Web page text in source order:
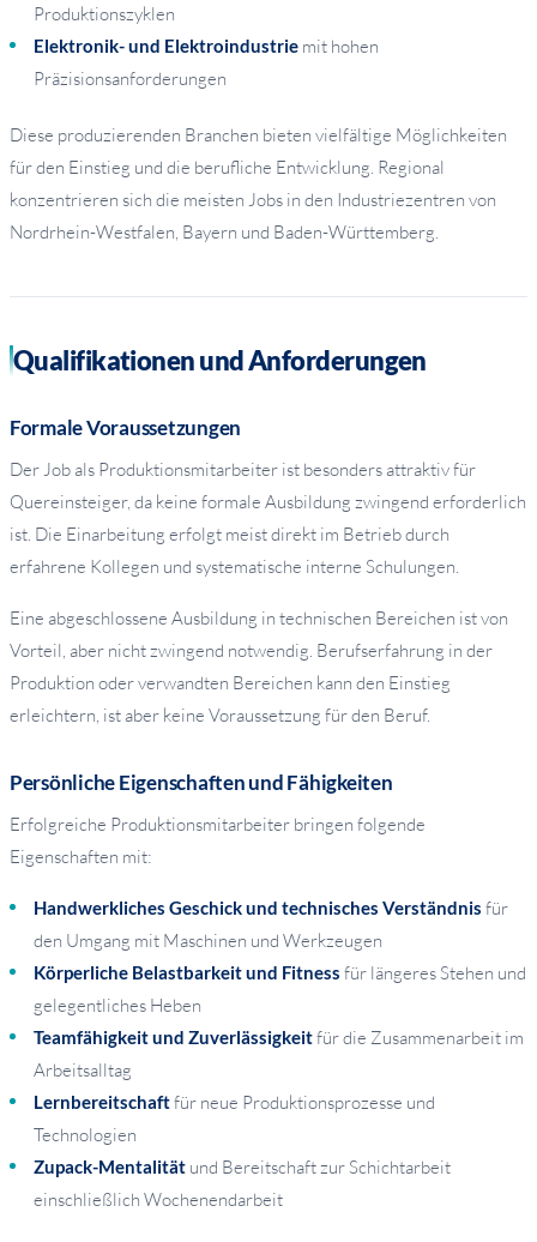
Produktionszyklen
Elektronik- und Elektroindustrie mit hohen
Präzisionsanforderungen
Diese produzierenden Branchen bieten vielfältige Möglichkeiten
für den Einstieg und die berufliche Entwicklung. Regional
konzentrieren sich die meisten Jobs in den Industriezentren von
Nordrhein-Westfalen, Bayern und Baden-Württemberg.
Qualifikationen und Anforderungen
Formale Voraussetzungen
Der Job als Produktionsmitarbeiter ist besonders attraktiv für
Quereinsteiger, da keine formale Ausbildung zwingend erforderlich
ist. Die Einarbeitung erfolgt meist direkt im Betrieb durch
erfahrene Kollegen und systematische interne Schulungen.
Eine abgeschlossene Ausbildung in technischen Bereichen ist von
Vorteil, aber nicht zwingend notwendig. Berufserfahrung in der
Produktion oder verwandten Bereichen kann den Einstieg
erleichtern, ist aber keine Voraussetzung für den Beruf.
Persönliche Eigenschaften und Fähigkeiten
Erfolgreiche Produktionsmitarbeiter bringen folgende
Eigenschaften mit:
Handwerkliches Geschick und technisches Verständnis für
den Umgang mit Maschinen und Werkzeugen
Körperliche Belastbarkeit und Fitness für längeres Stehen und
gelegentliches Heben
Teamfähigkeit und Zuverlässigkeitfür die Zusammenarbeit im
Arbeitsalltag
Lernbereitschaftfür neue Produktionsprozesse und
Technologien
Zupack-Mentalität und Bereitschaft zur Schichtarbeit
einschließlich Wochenendarbeit